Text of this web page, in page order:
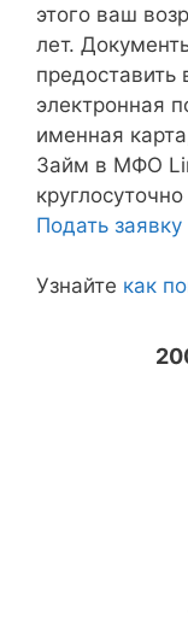
этого ваш
лет.
предоставить
электронная
именная
Займ в МФО
Подать заявку
Узнайте как